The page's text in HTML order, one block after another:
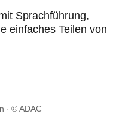
Sprachführung,
einfaches Teilen von
© ADAC